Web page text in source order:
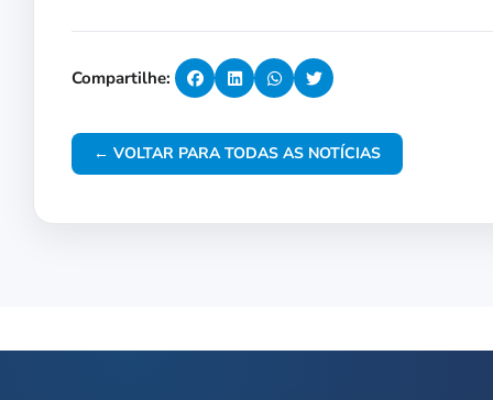
Compartilhe:
← VOLTAR PARA TODAS AS NOTÍCIAS